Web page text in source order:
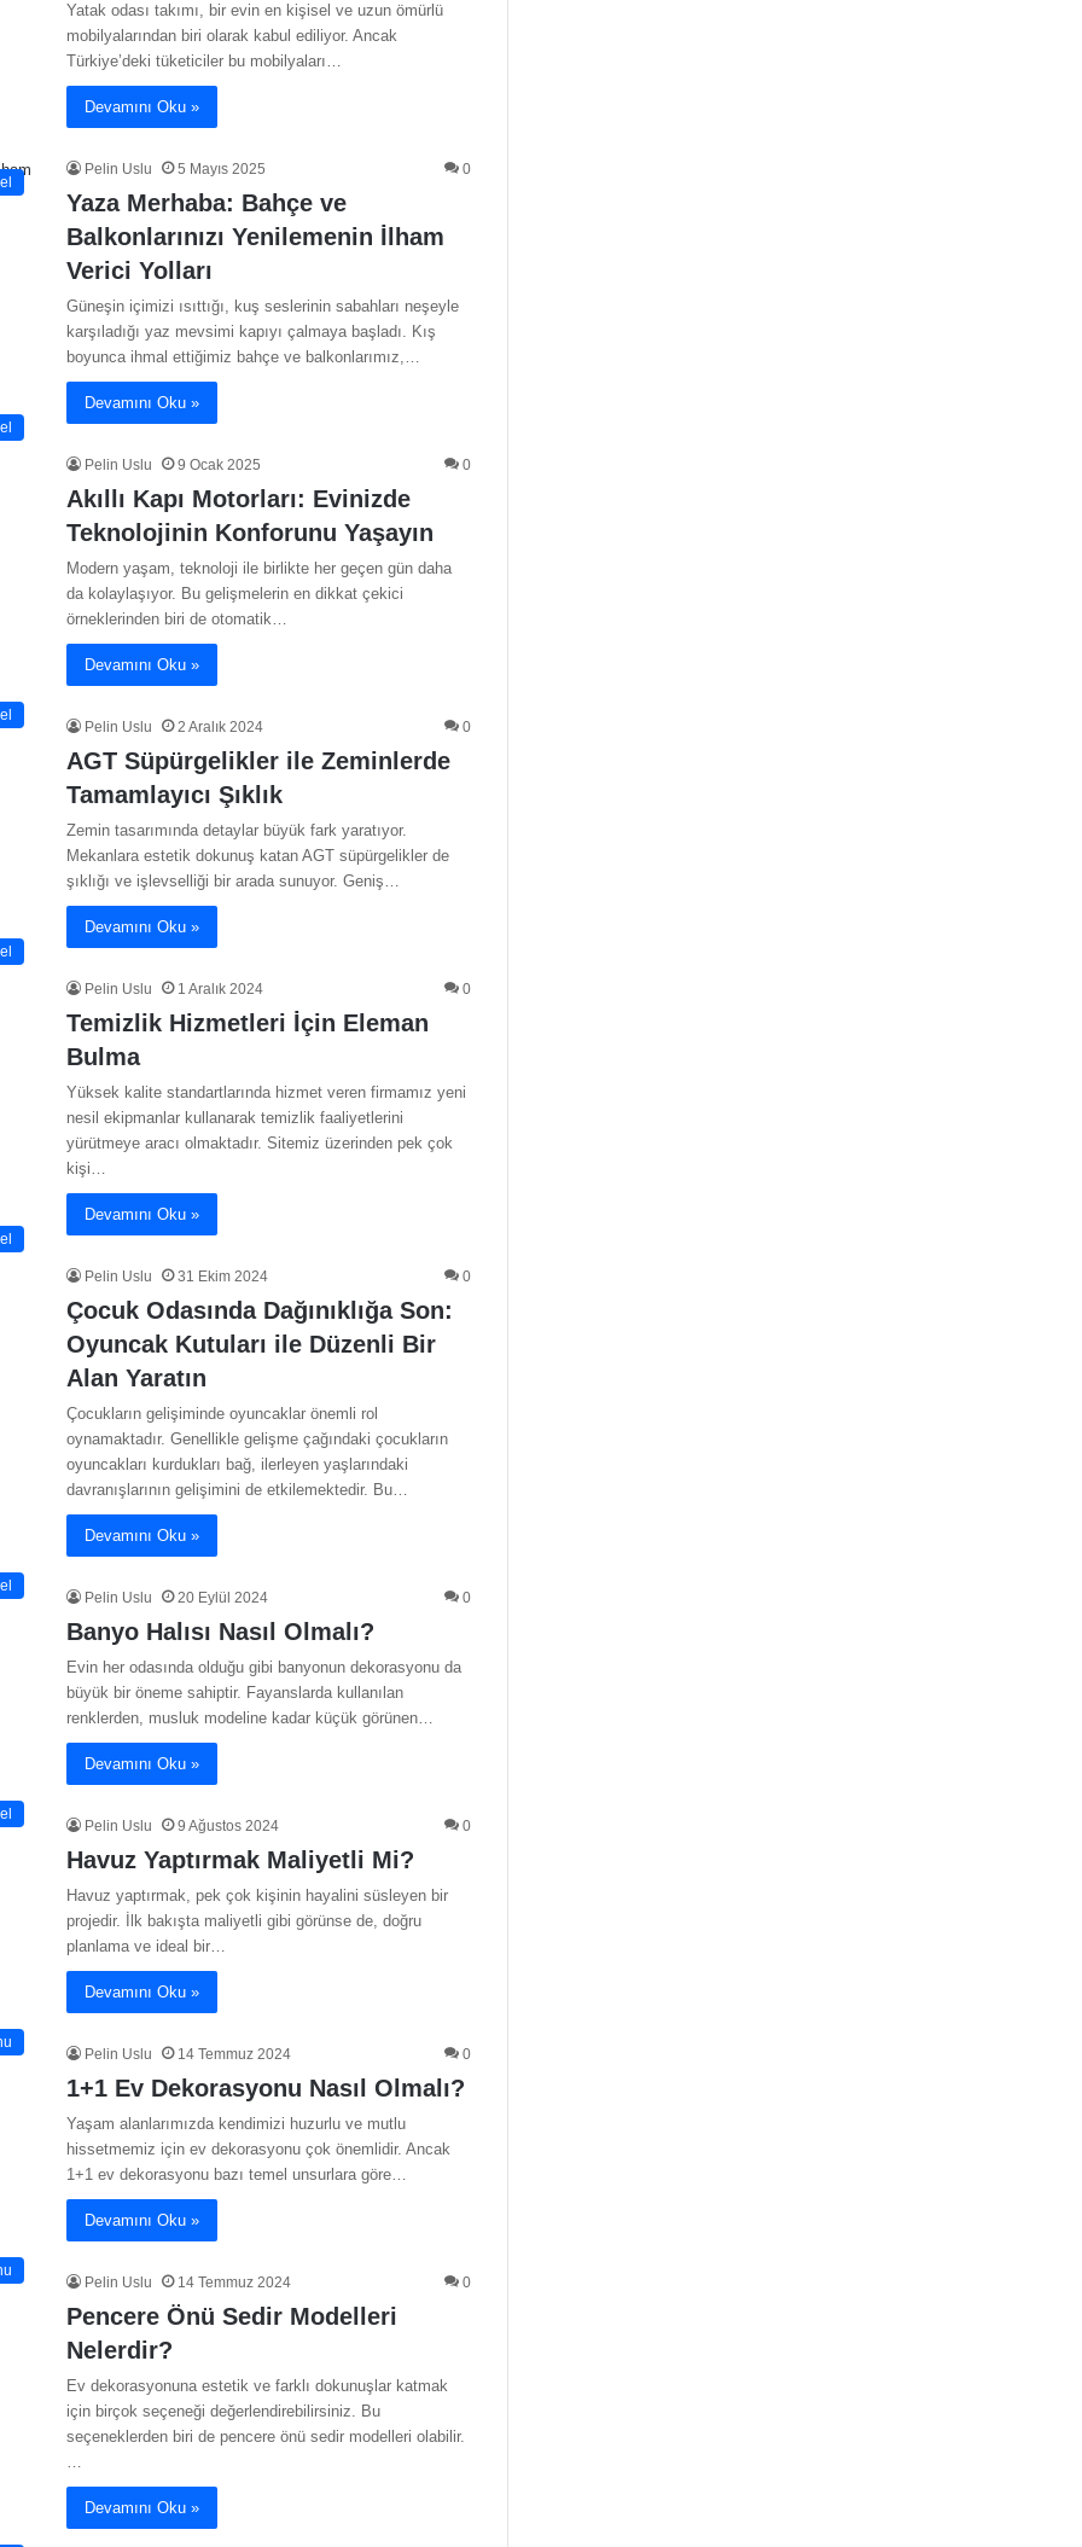
Yatak odası takımı, bir evin en kişisel ve uzun ömürlü
mobilyalarından biri olarak kabul ediliyor. Ancak
Türkiye’deki tüketiciler bu mobilyaları…
Devamını Oku »
Pelin Uslu 5 Mayıs 2025 0
Yaza Merhaba: Bahçe ve
Balkonlarınızı Yenilemenin İlham
Verici Yolları
Güneşin içimizi ısıttığı, kuş seslerinin sabahları neşeyle
karşıladığı yaz mevsimi kapıyı çalmaya başladı. Kış
boyunca ihmal ettiğimiz bahçe ve balkonlarımız,…
Devamını Oku »
Pelin Uslu 9 Ocak 2025 0
Akıllı Kapı Motorları: Evinizde
Teknolojinin Konforunu Yaşayın
Modern yaşam, teknoloji ile birlikte her geçen gün daha
da kolaylaşıyor. Bu gelişmelerin en dikkat çekici
örneklerinden biri de otomatik…
Devamını Oku »
Pelin Uslu 2 Aralık 2024 0
AGT Süpürgelikler ile Zeminlerde
Tamamlayıcı Şıklık
Zemin tasarımında detaylar büyük fark yaratıyor.
Mekanlara estetik dokunuş katan AGT süpürgelikler de
şıklığı ve işlevselliği bir arada sunuyor. Geniş…
Devamını Oku »
Pelin Uslu 1 Aralık 2024 0
Temizlik Hizmetleri İçin Eleman
Bulma
Yüksek kalite standartlarında hizmet veren firmamız yeni
nesil ekipmanlar kullanarak temizlik faaliyetlerini
yürütmeye aracı olmaktadır. Sitemiz üzerinden pek çok
kişi…
Devamını Oku »
Pelin Uslu 31 Ekim 2024 0
Çocuk Odasında Dağınıklığa Son:
Oyuncak Kutuları ile Düzenli Bir
Alan Yaratın
Çocukların gelişiminde oyuncaklar önemli rol
oynamaktadır. Genellikle gelişme çağındaki çocukların
oyuncakları kurdukları bağ, ilerleyen yaşlarındaki
davranışlarının gelişimini de etkilemektedir. Bu…
Devamını Oku »
Pelin Uslu 20 Eylül 2024 0
Banyo Halısı Nasıl Olmalı?
Evin her odasında olduğu gibi banyonun dekorasyonu da
büyük bir öneme sahiptir. Fayanslarda kullanılan
renklerden, musluk modeline kadar küçük görünen…
Devamını Oku »
Pelin Uslu 9 Ağustos 2024 0
Havuz Yaptırmak Maliyetli Mi?
Havuz yaptırmak, pek çok kişinin hayalini süsleyen bir
projedir. İlk bakışta maliyetli gibi görünse de, doğru
planlama ve ideal bir…
Devamını Oku »
Pelin Uslu 14 Temmuz 2024 0
1+1 Ev Dekorasyonu Nasıl Olmalı?
Yaşam alanlarımızda kendimizi huzurlu ve mutlu
hissetmemiz için ev dekorasyonu çok önemlidir. Ancak
1+1 ev dekorasyonu bazı temel unsurlara göre…
Devamını Oku »
Pelin Uslu 14 Temmuz 2024 0
Pencere Önü Sedir Modelleri
Nelerdir?
Ev dekorasyonuna estetik ve farklı dokunuşlar katmak
için birçok seçeneği değerlendirebilirsiniz. Bu
seçeneklerden biri de pencere önü sedir modelleri olabilir.
…
Devamını Oku »